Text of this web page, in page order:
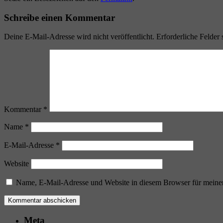
Schreibe einen Kommentar
Deine E-Mail-Adresse wird nicht veröffentlicht. Erforderliche Felder
Kommentar *
Name *
E-Mail-Adresse *
Website
Name, E-Mail-Adresse und Website in diesem Browser für
Meta